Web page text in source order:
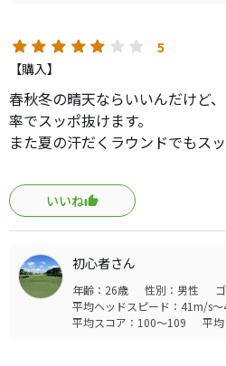
5
【購入】
春秋冬の晴天ならいいんだけど
率でスッポ抜けます。
また夏の汗だくラウンドでもス
目もあてられないほどラウンド
ります。
なぜか滑らないというクチコミ
交換したんですが、実際は結構
にならない方ならオススメです。
いいね
初心者さん
年齢：26歳 性別：男性
平均ヘッドスピード：41m/s
平均スコア：100～109
平